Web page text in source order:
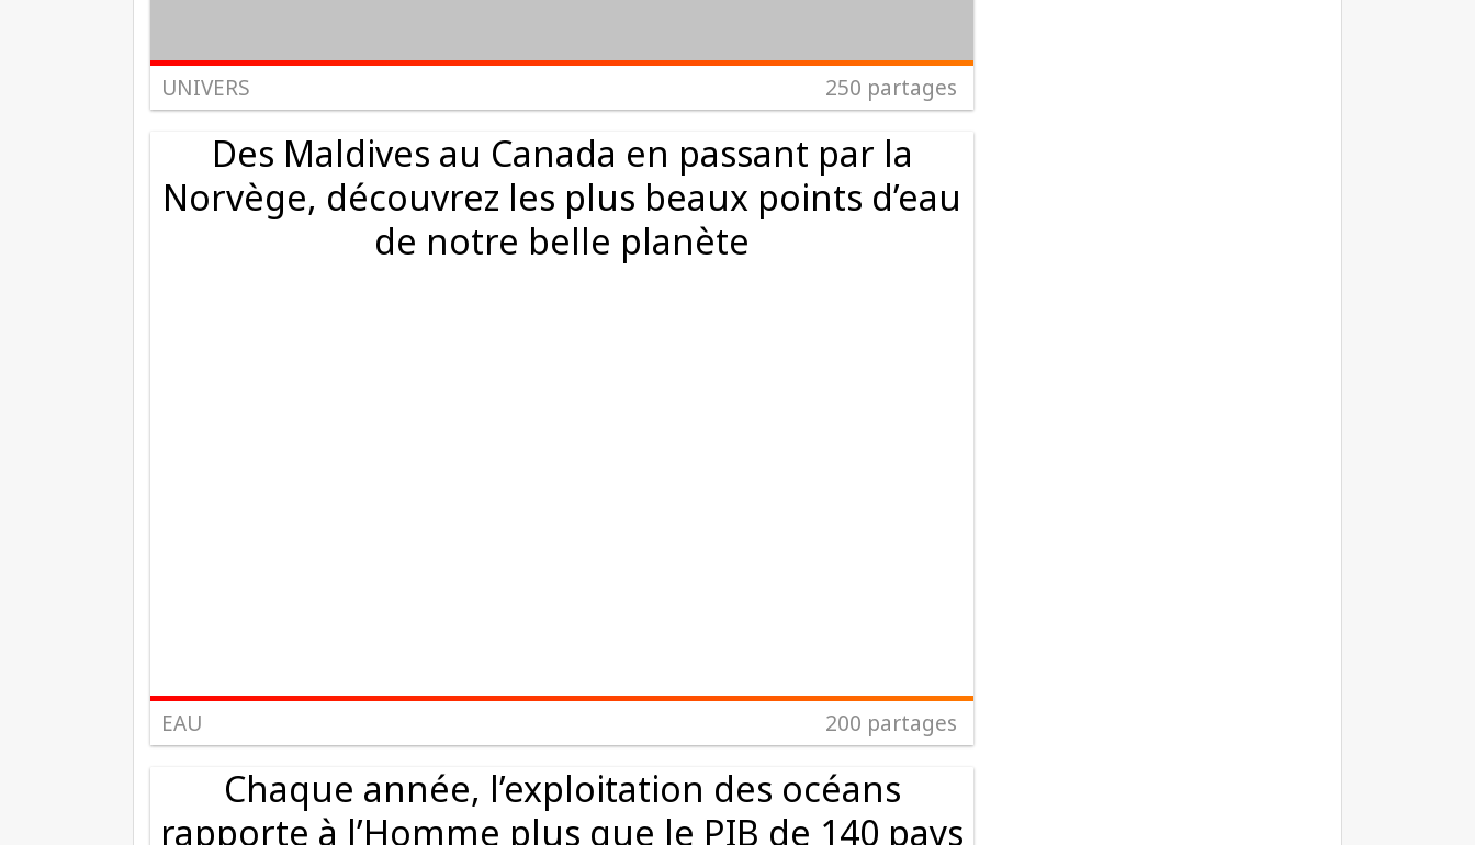
UNIVERS 250 partages
Des Maldives au Canada en passant par la
Norvège, découvrez les plus beaux points d’eau
de notre belle planète
EAU 200 partages
Chaque année, l’exploitation des océans
rapporte à l’Homme plus que le PIB de 140 pays